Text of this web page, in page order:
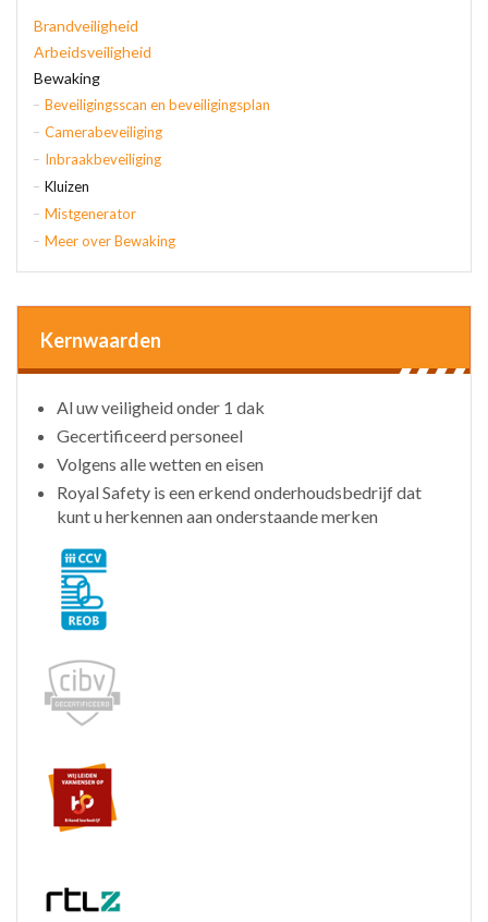
Brandveiligheid
Arbeidsveiligheid
Bewaking
Beveiligingsscan en beveiligingsplan
Camerabeveiliging
Inbraakbeveiliging
Kluizen
Mistgenerator
Meer over Bewaking
Kernwaarden
Al uw veiligheid onder 1 dak
Gecertificeerd personeel
Volgens alle wetten en eisen
Royal Safety is een erkend onderhoudsbedrijf dat
kunt u herkennen aan onderstaande merken